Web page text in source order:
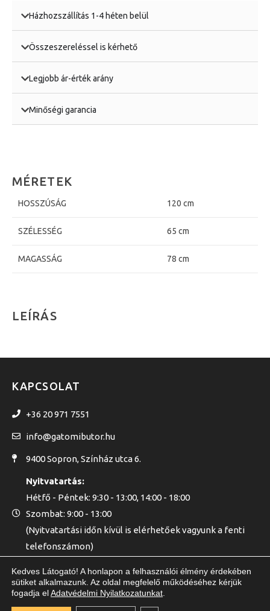
Házhozszállítás 1-4 héten belül
Összeszereléssel is kérhető
Legjobb ár-érték arány
Minőségi garancia
LEÍRÁS
MÉRETEK
HOSSZÚSÁG 120 cm
SZÉLESSÉG 65 cm
MAGASSÁG 78 cm
KAPCSOLAT
+36 20 971 7551
info@gatomibutor.hu
9400 Sopron, Színház utca 6.
Nyitvatartás:
Hétfő - Péntek: 9:30 - 13:00, 14:00 - 18:00
Szombat: 9:00 - 13:00
(Nyitvatartási időn kívül is elérhetőek vagyunk a fenti
telefonszámon)
Kedves Látogató! A honlapon a felhasználói élmény érdekében
sütiket alkalmazunk. Az oldal megfelelő működéséhez kérjük
fogadja elAdatvédelmi Nyilatkozatunkat